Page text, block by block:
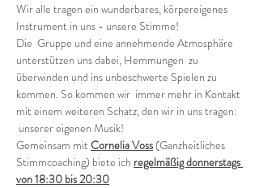
Wir alle tragen ein wunderbares, körpereigenes
Instrument in uns - unsere Stimme!
Die  Gruppe und eine annehmende Atmosphäre
unterstützen uns dabei, Hemmungen  zu
überwinden und ins unbeschwerte Spielen zu
kommen. So kommen wir  immer mehr in Kontakt
mit einem weiteren Schatz, den wir in uns tragen:
unserer eigenen Musik!
Gemeinsam mit Cornelia Voss (Ganzheitliches
Stimmcoaching) biete ich regelmäßig donnerstags
von 18:30 bis 20:30